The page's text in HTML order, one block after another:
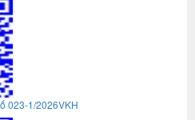
023-1/2026VKH